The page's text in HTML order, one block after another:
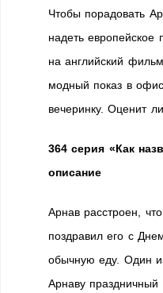
Чтобы порадовать
надеть европейское
на английский
модный показ в
вечеринку. Оценит
364 серия «Как
описание
Арнав расстроен,
поздравил его с
обычную еду. Один
Арнаву праздничный